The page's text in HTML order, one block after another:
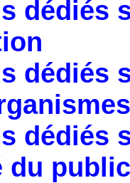
dédiés
dédiés
dédiés
du